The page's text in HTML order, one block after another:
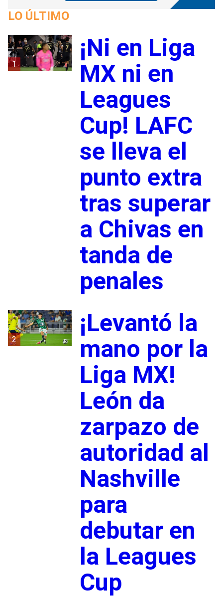
LO ÚLTIMO
1
¡Ni en Liga
MX ni en
Leagues
Cup! LAFC
se lleva el
punto extra
tras superar
a Chivas en
tanda de
penales
2
¡Levantó la
mano por la
Liga MX!
León da
zarpazo de
autoridad al
Nashville
para
debutar en
la Leagues
Cup